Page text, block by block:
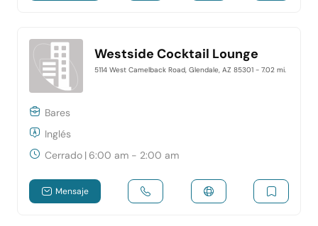
Westside Cocktail Lounge
5114 West Camelback Road, Glendale, AZ 85301 - 7.02 mi.
Bares
Inglés
Cerrado |6:00 am - 2:00 am
Mensaje